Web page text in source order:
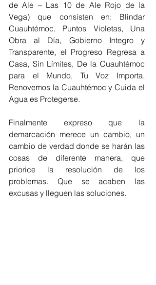
de Ale – Las 10 de Ale Rojo de la
Vega) que consisten en: Blindar
Cuauhtémoc, Puntos Violetas, Una
Obra al Día, Gobierno Integro y
Transparente, el Progreso Regresa a
Casa, Sin Límites, De la Cuauhtémoc
para el Mundo, Tu Voz Importa,
Renovemos la Cuauhtémoc y Cuida el
Agua es Protegerse.
Finalmente expreso que la
demarcación merece un cambio, un
cambio de verdad donde se harán las
cosas de diferente manera, que
priorice la resolución de los
problemas. Que se acaben las
excusas y lleguen las soluciones.